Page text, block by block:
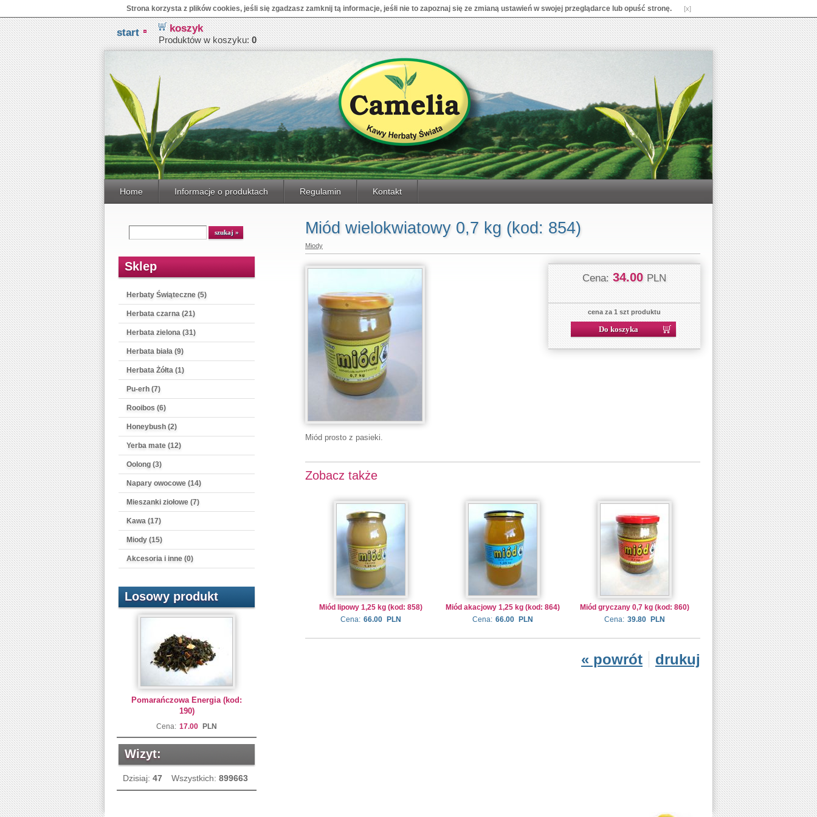
Strona korzysta z plików cookies, jeśli się zgadzasz zamknij tą informacje, jeśłi nie to zapoznaj się ze zmianą ustawień w swojej przeglądarce lub opuść stronę. [x]
start koszyk
Produktów w koszyku:0
Home Informacje o produktach Regulamin Kontakt
Sklep
Herbaty Świąteczne (5)
Herbata czarna (21)
Herbata zielona (31)
Herbata biała (9)
Herbata Żółta (1)
Pu-erh (7)
Rooibos (6)
Honeybush (2)
Yerba mate (12)
Oolong (3)
Napary owocowe (14)
Mieszanki ziołowe (7)
Kawa (17)
Miody (15)
Akcesoria i inne (0)
Losowy produkt
Pomarańczowa Energia (kod:
190)
Cena: 17.00 PLN
Wizyt:
Dzisiaj: 47 Wszystkich: 899663
Miód wielokwiatowy 0,7 kg (kod: 854)
Miody
Cena: 34.00 PLN
cena za 1 szt produktu
Miód prosto z pasieki.
Zobacz także
Miód lipowy 1,25 kg (kod: 858)
Cena: 66.00 PLN
Miód akacjowy 1,25 kg (kod: 864)
Cena: 66.00 PLN
Miód gryczany 0,7 kg (kod: 860)
Cena: 39.80 PLN
drukuj
« powrót